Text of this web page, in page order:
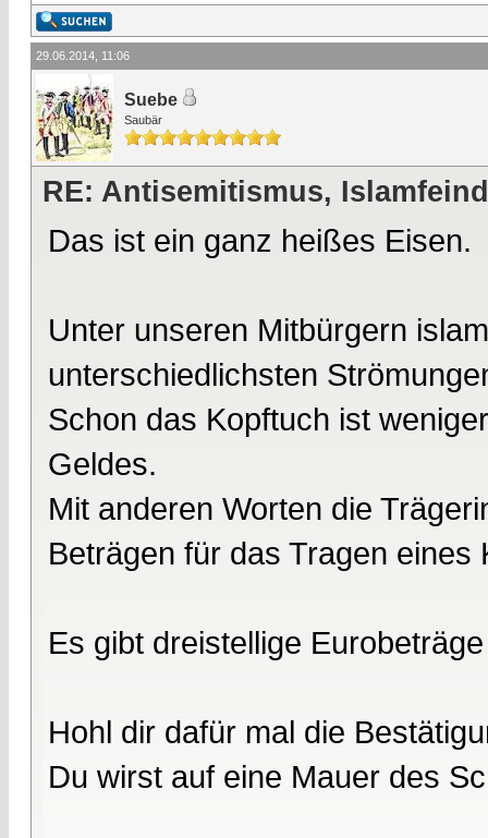
29.06.2014, 11:06
Suebe
Saubär
RE: Antisemitismus,
Das ist ein ganz heißes Eisen.
Unter unseren Mitbürgern
unterschiedlichsten
Schon das Kopftuch ist
Geldes.
Mit anderen Worten die
Beträgen für das Tragen eines
Es gibt dreistellige
Hohl dir dafür mal die
Du wirst auf eine Mauer des